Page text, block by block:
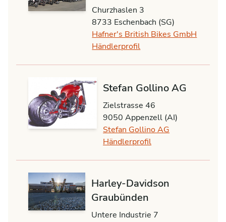
Churzhaslen 3
8733 Eschenbach (SG)
Hafner's British Bikes GmbH
Händlerprofil
Stefan Gollino AG
Zielstrasse 46
9050 Appenzell (AI)
Stefan Gollino AG
Händlerprofil
Harley-Davidson
Graubünden
Untere Industrie 7